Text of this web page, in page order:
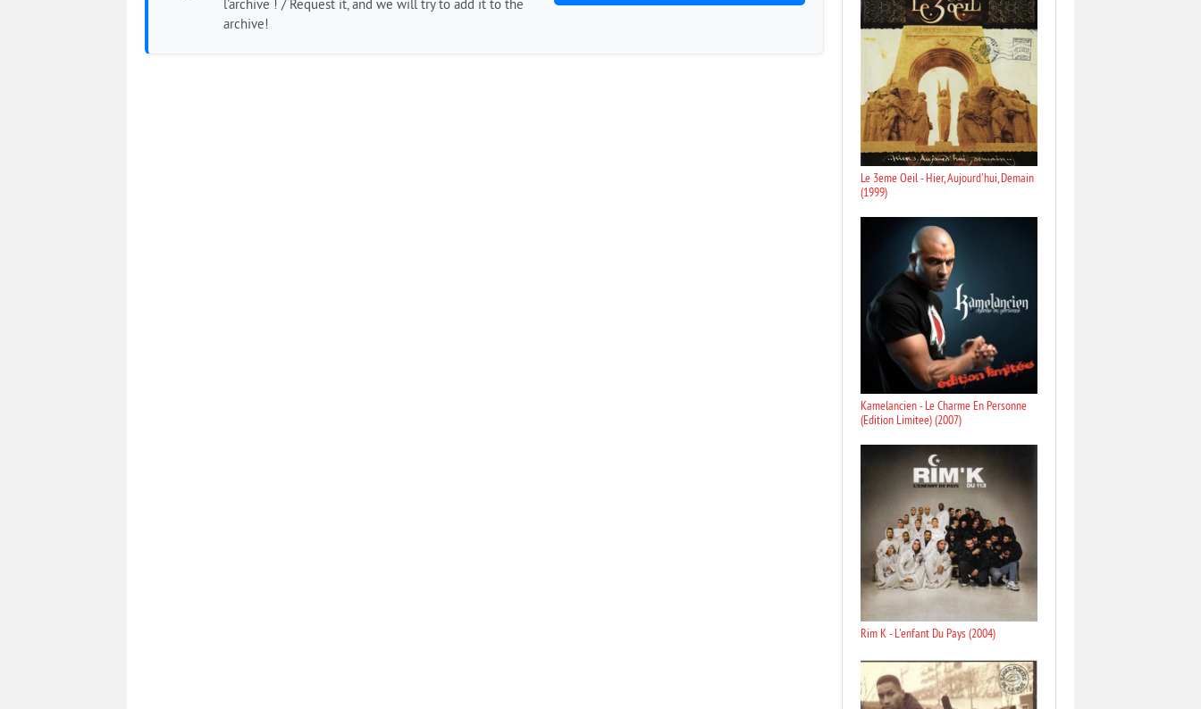
l'archive ! / Request it, and we will try to add it to the
archive!
Le 3eme Oeil - Hier, Aujourd'hui, Demain
(1999)
Kamelancien - Le Charme En Personne
(Edition Limitee) (2007)
Rim K - L'enfant Du Pays (2004)